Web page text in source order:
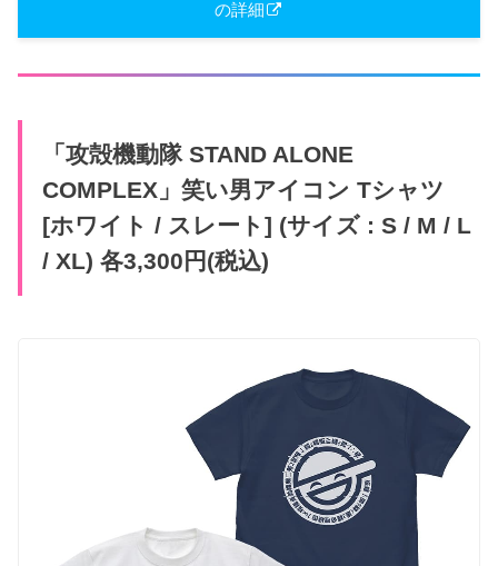
の詳細
「攻殻機動隊 STAND ALONE
COMPLEX」笑い男アイコン Tシャツ
[ホワイト / スレート] (サイズ : S / M / L
/ XL) 各3,300円(税込)